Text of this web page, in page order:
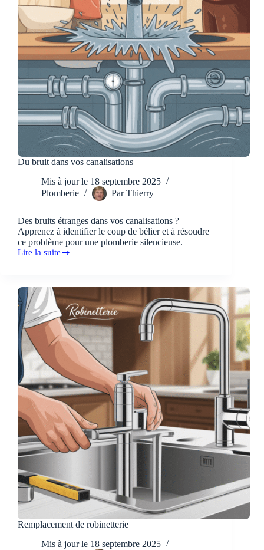
Du bruit dans vos canalisations
Mis à jour le 18 septembre 2025
Plomberie
Par Thierry
Des bruits étranges dans vos canalisations ?
Apprenez à identifier le coup de bélier et à résoudre
ce problème pour une plomberie silencieuse.
Lire la suite
Du
vos
canalisations
Remplacement de robinetterie
Mis à jour le 18 septembre 2025